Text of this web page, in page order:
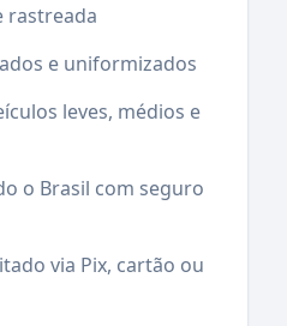
rastreada
e uniformizados
leves, médios e
o Brasil com seguro
via Pix, cartão ou